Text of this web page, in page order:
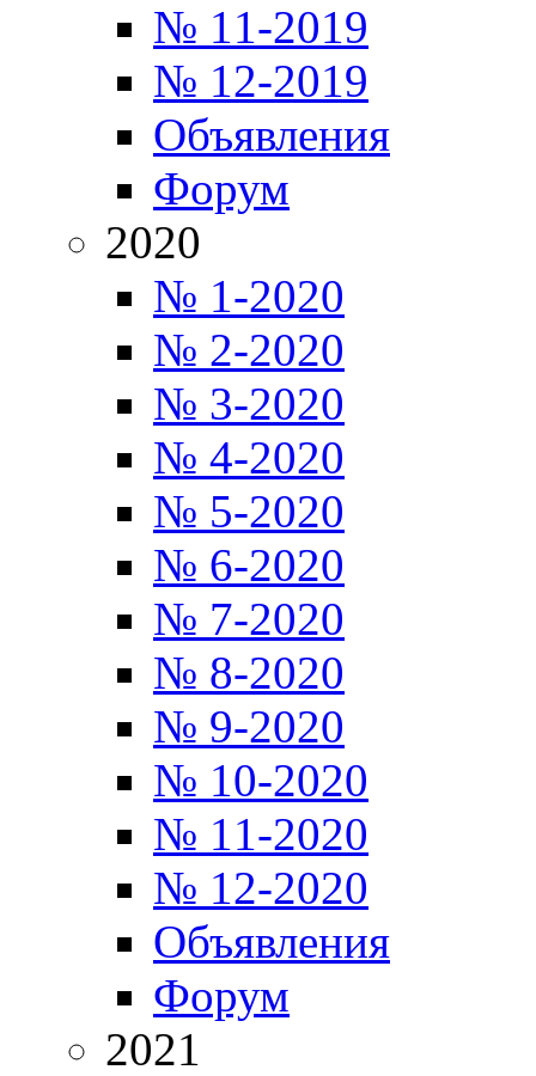
№ 11-2019
№ 12-2019
Объявления
Форум
2020
№ 1-2020
№ 2-2020
№ 3-2020
№ 4-2020
№ 5-2020
№ 6-2020
№ 7-2020
№ 8-2020
№ 9-2020
№ 10-2020
№ 11-2020
№ 12-2020
Объявления
Форум
2021